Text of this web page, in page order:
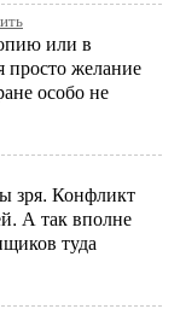
или в
желание
особо не
зря. Конфликт
А так вполне
туда